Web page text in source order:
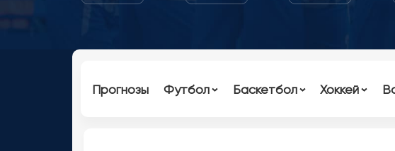
Прогнозы Футбол Баскетбол Хоккей